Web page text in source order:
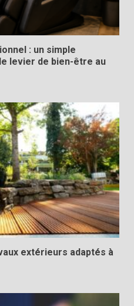
: un simple
levier de bien-être au
extérieurs adaptés à